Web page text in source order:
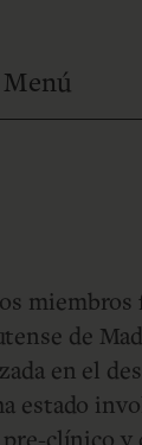
miembros
de
en el
estado